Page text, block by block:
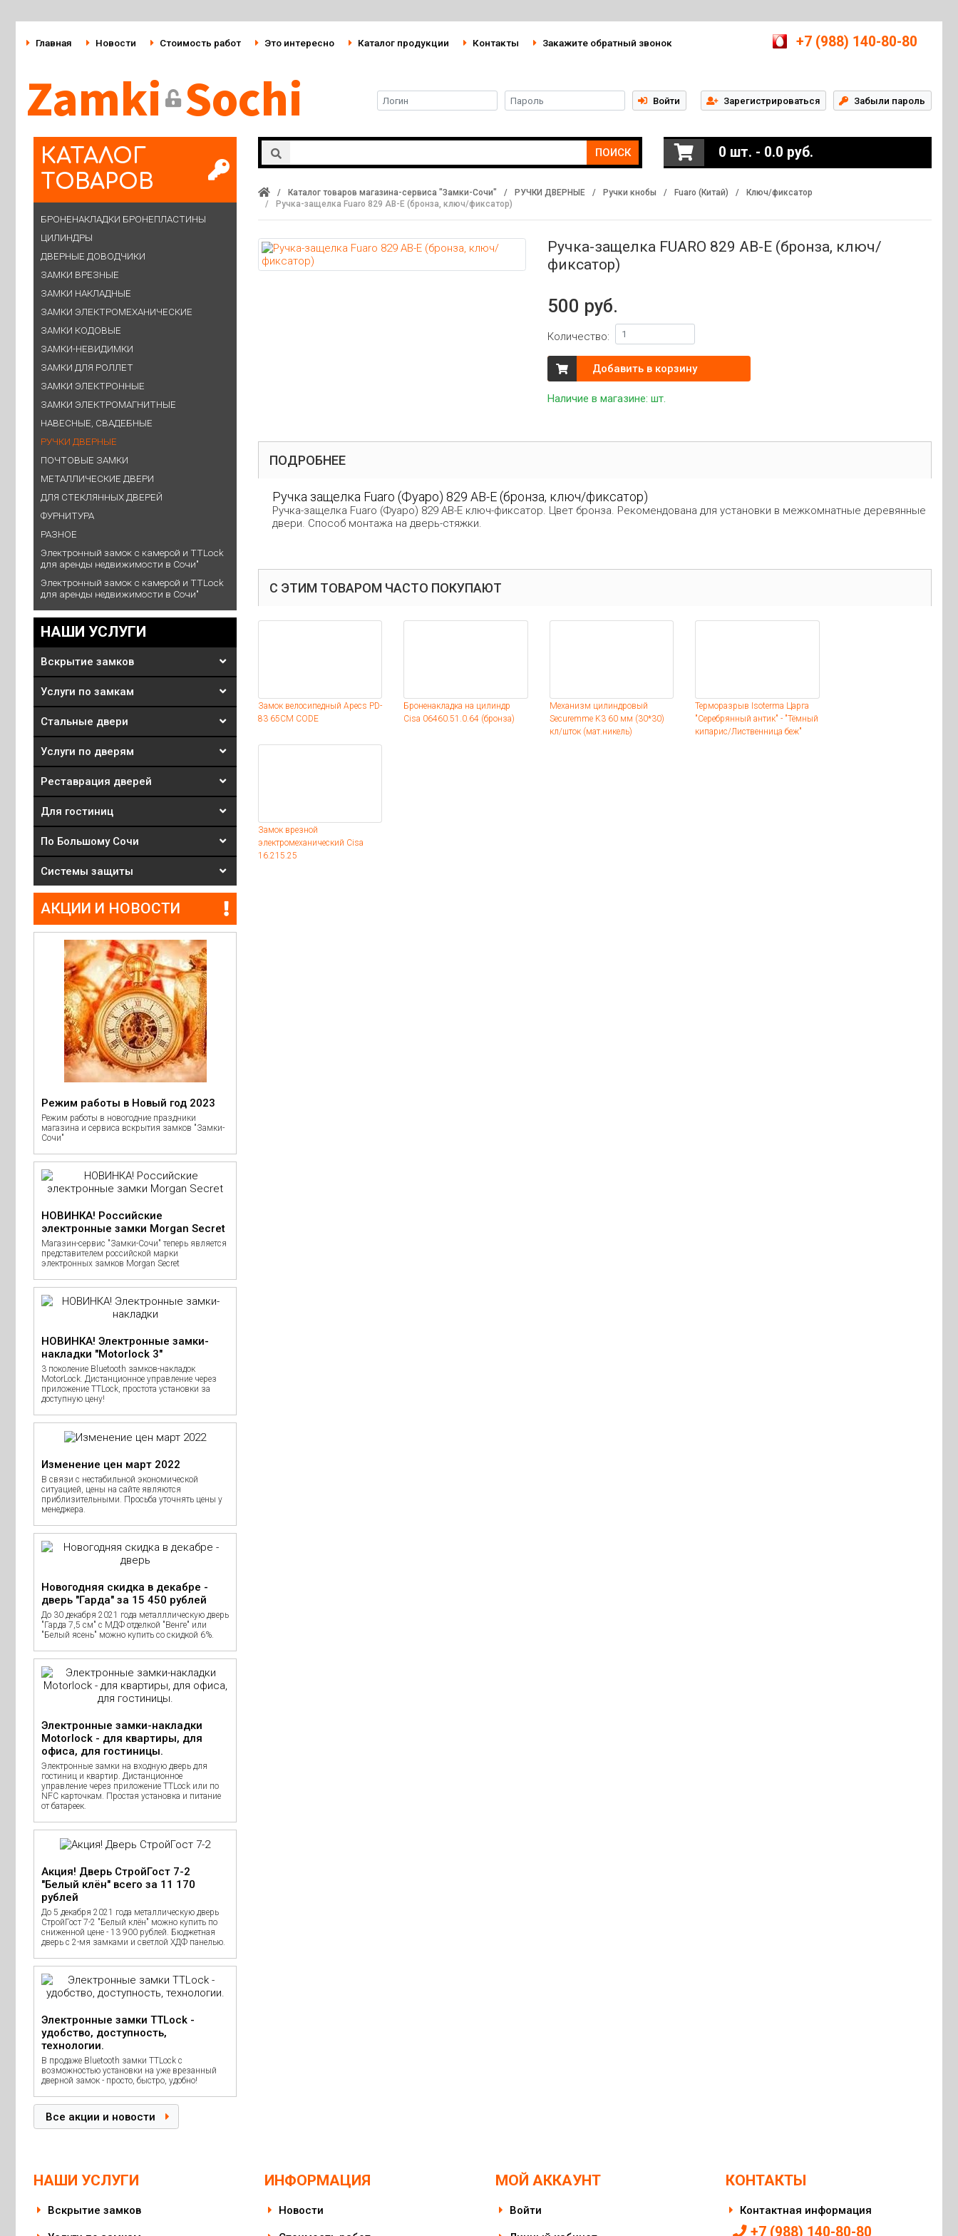
Главная Новости Стоимость работ Это интересно Каталог продукции Контакты Закажите обратный звонок +7 (988) 140-80-80
Zamki Sochi Войти Зарегистрироваться Забыли пароль
КАТАЛОГ
ТОВАРОВ
БРОНЕНАКЛАДКИ БРОНЕПЛАСТИНЫ
ЦИЛИНДРЫ
ДВЕРНЫЕ ДОВОДЧИКИ
ЗАМКИ ВРЕЗНЫЕ
ЗАМКИ НАКЛАДНЫЕ
ЗАМКИ ЭЛЕКТРОМЕХАНИЧЕСКИЕ
ЗАМКИ КОДОВЫЕ
ЗАМКИ-НЕВИДИМКИ
ЗАМКИ ДЛЯ РОЛЛЕТ
ЗАМКИ ЭЛЕКТРОННЫЕ
ЗАМКИ ЭЛЕКТРОМАГНИТНЫЕ
НАВЕСНЫЕ, СВАДЕБНЫЕ
РУЧКИ ДВЕРНЫЕ
ПОЧТОВЫЕ ЗАМКИ
МЕТАЛЛИЧЕСКИЕ ДВЕРИ
ДЛЯ СТЕКЛЯННЫХ ДВЕРЕЙ
ФУРНИТУРА
РАЗНОЕ
Электронный замок с камерой и TTLock
для аренды недвижимости в Сочи"
Электронный замок с камерой и TTLock
для аренды недвижимости в Сочи"
НАШИ УСЛУГИ
Вскрытие замков
Услуги по замкам
Стальные двери
Услуги по дверям
Реставрация дверей
Для гостиниц
По Большому Сочи
Системы защиты
АКЦИИ И НОВОСТИ
Режим работы в Новый год 2023
Режим работы в новогодние праздники
магазина и сервиса вскрытия замков "Замки-
Сочи"
НОВИНКА! Российские
электронные замки Morgan Secret
Магазин-сервис "Замки-Сочи" теперь является
представителем российской марки
электронных замков Morgan Secret
НОВИНКА! Электронные замки-
накладки "Motorlock 3"
3 поколение Bluetooth замков-накладок
MotorLock. Дистанционное управление через
приложение TTLock, простота установки за
доступную цену!
Изменение цен март 2022
В связи с нестабильной экономической
ситуацией, цены на сайте являются
приблизительными. Просьба уточнять цены у
менеджера.
Новогодняя скидка в декабре -
дверь "Гарда" за 15 450 рублей
До 30 декабря 2021 года металллическую дверь
"Гарда 7,5 см" с МДФ отделкой "Венге" или
"Белый ясень" можно купить со скидкой 6%.
Электронные замки-накладки
Motorlock - для квартиры, для
офиса, для гостиницы.
Электронные замки на входную дверь для
гостиниц и квартир. Дистанционное
управление через приложение TTLock или по
NFC карточкам. Простая установка и питание
от батареек.
Акция! Дверь СтройГост 7-2
"Белый клён" всего за 11 170
рублей
До 5 декабря 2021 года металлическую дверь
СтройГост 7-2 "Белый клён" можно купить по
сниженной цене - 13 900 рублей. Бюджетная
дверь с 2-мя замками и светлой ХДФ панелью.
Электронные замки TTLock -
удобство, доступность,
технологии.
В продаже Bluetooth замки TTLock с
возможностью установки на уже врезанный
дверной замок - просто, быстро, удобно!
Все акции и новости
ПОИСК 0 шт. - 0.0 руб.
/ Каталог товаров магазина-сервиса "Замки-Сочи" / РУЧКИ ДВЕРНЫЕ / Ручки кнобы / Fuaro (Китай) /
Ключ/фиксатор
/
Ручка-защелка Fuaro 829 AB-E (бронза, ключ/фиксатор)
Ручка-защелка FUARO 829 AB-E (бронза, ключ/
фиксатор)
500 руб.
Количество:
Добавить в корзину
Наличие в магазине:шт.
ПОДРОБНЕЕ
Ручка защелка Fuaro (Фуаро) 829 AB-E (бронза, ключ/фиксатор)
Ручка-защелка Fuaro (Фуаро) 829 AB-E ключ-фиксатор. Цвет бронза. Рекомендована для установки в межкомнатные деревянные
двери. Способ монтажа на дверь-стяжки.
С ЭТИМ ТОВАРОМ ЧАСТО ПОКУПАЮТ
Замок велосипедный Apecs PD-
83 65CM CODE
Броненакладка на цилиндр
Cisa 06460.51.0.64 (бронза)
Механизм цилиндровый
Securemme K3 60 мм (30*30)
кл/шток (мат.никель)
Терморазрыв Isoterma Царга
"Серебрянный антик" - "Тёмный
кипарис/Лиственница беж"
Замок врезной
электромеханический Cisa
16.215.25
НАШИ УСЛУГИ
Вскрытие замков
ИНФОРМАЦИЯ
Новости
МОЙ АККАУНТ
Войти
КОНТАКТЫ
Контактная информация
+7 (988) 140-80-80